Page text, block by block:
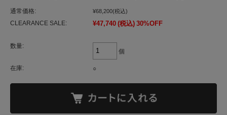
通常価格: ¥68,200(税込)
CLEARANCE SALE: ¥47,740 (税込) 30%OFF
数量:
個
在庫: ○